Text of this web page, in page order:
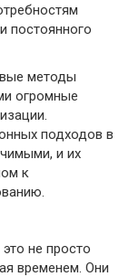
постоянного
методы
огромные
подходов в
и их
к
не просто
временем. Они